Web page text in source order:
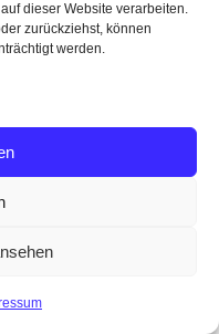
dieser Website verarbeiten.
zurückziehst, können
werden.
AGB